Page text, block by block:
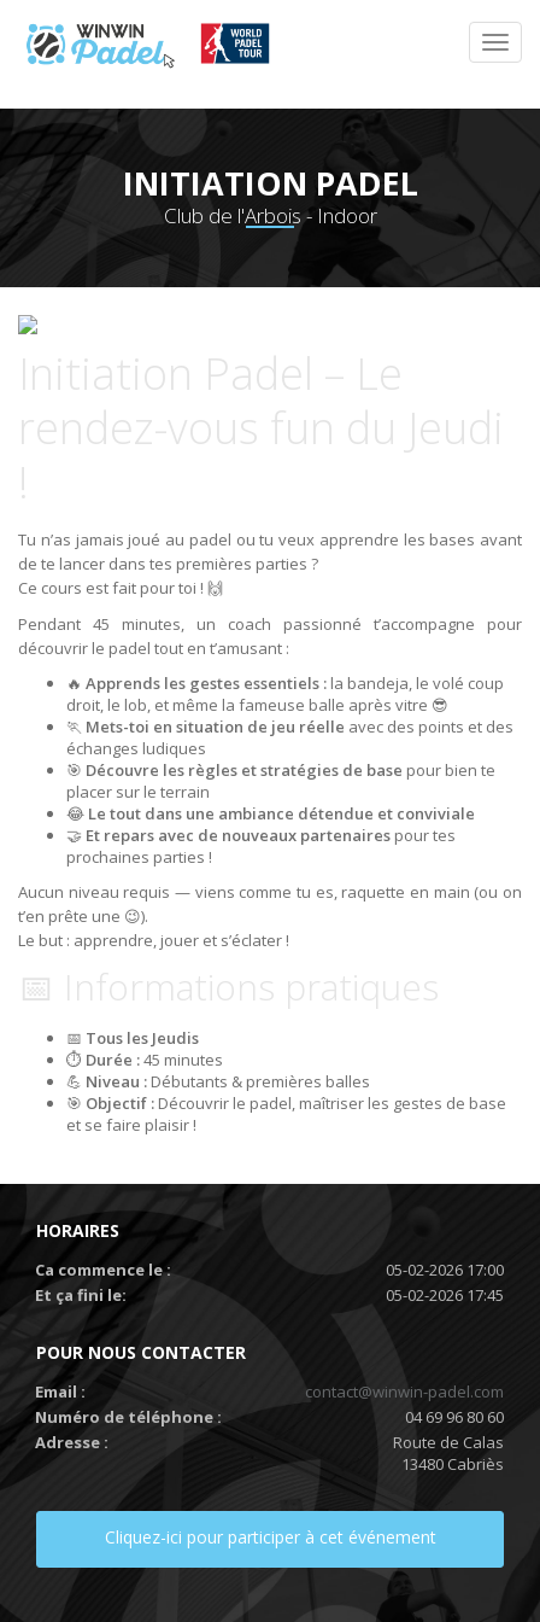
INITIATION PADEL
Club de l'Arbois - Indoor
Initiation Padel – Le
rendez-vous fun du Jeudi
!
Tu n’as jamais joué au padel ou tu veux apprendre les bases avant
de te lancer dans tes premières parties ?
Ce cours est fait pour toi ! 🙌
Pendant 45 minutes, un coach passionné t’accompagne pour
découvrir le padel tout en t’amusant :
🔥 Apprends les gestes essentiels : la bandeja, le volé coup
droit, le lob, et même la fameuse balle après vitre 😎
🏃️ Mets-toi en situation de jeu réelle avec des points et des
échanges ludiques
🎯 Découvre les règles et stratégies de base pour bien te
placer sur le terrain
😂 Le tout dans une ambiance détendue et conviviale
🤝 Et repars avec de nouveaux partenaires pour tes
prochaines parties !
Aucun niveau requis — viens comme tu es, raquette en main (ou on
t’en prête une 😉).
Le but : apprendre, jouer et s’éclater !
📅 Informations pratiques
📅 Tous les Jeudis
⏱️ Durée :45 minutes
💪 Niveau : Débutants & premières balles
🎯 Objectif : Découvrir le padel, maîtriser les gestes de base
et se faire plaisir !
HORAIRES
Ca commence le :
05-02-2026 17:00
Et ça fini le:
05-02-2026 17:45
POUR NOUS CONTACTER
Email :
contact@winwin-padel.com
Numéro de téléphone :
04 69 96 80 60
Adresse :
Route de Calas
13480 Cabriès
Cliquez-ici pour participer à cet événement